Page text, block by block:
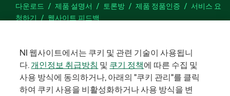
다운로드 제품 설명서 토론방 제품 정품인증
서비스 요
청하기
웹사이트 피드백
Facebook
TwitterLinkedIn
©2026 NATIONAL INSTRUMENTS CORP. 판권 소유. 한국내쇼날인스트
NI 웹사이트에서는 쿠키 및 관련 기술이 사용됩니
다.개인정보 취급방침 및 쿠기 정책에 따른 수집 및
사용 방식에 동의하거나, 아래의 "쿠키 관리"를 클릭
하여 쿠키 사용을 비활성화하거나 사용 방식을 변